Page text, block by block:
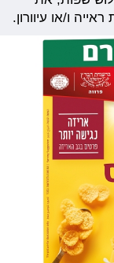
ו/או עיוורון.